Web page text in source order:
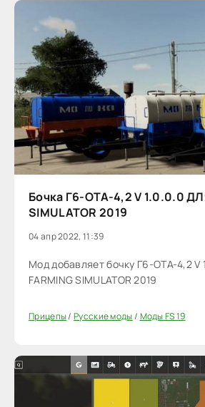
Бочка Г6-ОТА-4,2 V 1.0.0.0
SIMULATOR 2019
04 апр 2022, 11:39
Мод добавляет бочку Г6-ОТА-4,2 V
FARMING SIMULATOR 2019
Прицепы/Русские моды/ Моды FS 19